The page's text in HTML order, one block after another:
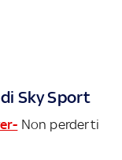
Sky Sport
Non perderti